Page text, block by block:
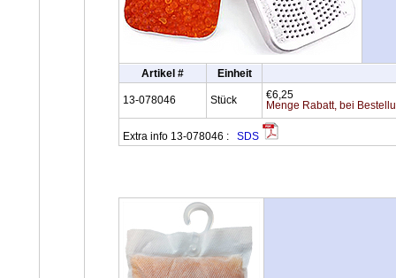
Artikel # Einheit
13-078046 Stück
€6,25
Menge Rabatt, bei
Extra info 13-078046 : SDS